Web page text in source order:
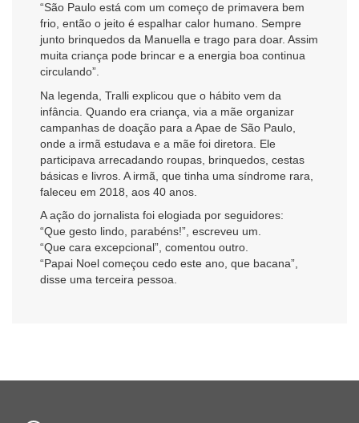
“São Paulo está com um começo de primavera bem
frio, então o jeito é espalhar calor humano. Sempre
junto brinquedos da Manuella e trago para doar. Assim
muita criança pode brincar e a energia boa continua
circulando”.
Na legenda, Tralli explicou que o hábito vem da
infância. Quando era criança, via a mãe organizar
campanhas de doação para a Apae de São Paulo,
onde a irmã estudava e a mãe foi diretora. Ele
participava arrecadando roupas, brinquedos, cestas
básicas e livros. A irmã, que tinha uma síndrome rara,
faleceu em 2018, aos 40 anos.
A ação do jornalista foi elogiada por seguidores:
“Que gesto lindo, parabéns!”, escreveu um.
“Que cara excepcional”, comentou outro.
“Papai Noel começou cedo este ano, que bacana”,
disse uma terceira pessoa.